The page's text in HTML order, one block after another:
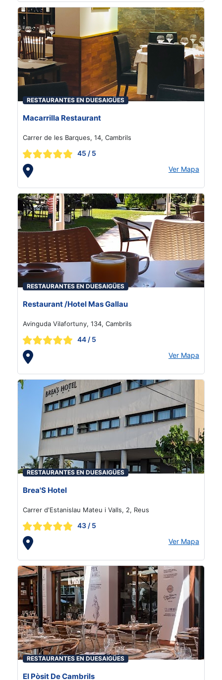
RESTAURANTES EN DUESAIGÜES
Macarrilla Restaurant
Carrer de les Barques, 14, Cambrils
45 / 5
Ver Mapa
RESTAURANTES EN DUESAIGÜES
Restaurant /Hotel Mas Gallau
Avinguda Vilafortuny, 134, Cambrils
44 / 5
Ver Mapa
RESTAURANTES EN DUESAIGÜES
Brea'S Hotel
Carrer d'Estanislau Mateu i Valls, 2, Reus
43 / 5
Ver Mapa
RESTAURANTES EN DUESAIGÜES
El Pòsit De Cambrils